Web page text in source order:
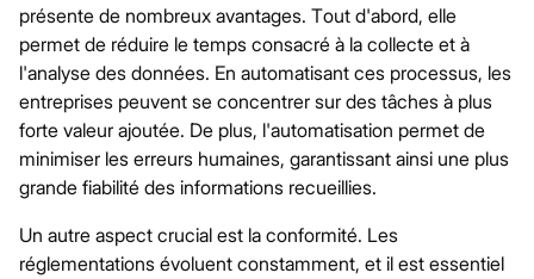
présente de nombreux avantages. Tout d'abord, elle
permet de réduire le temps consacré à la collecte et à
l'analyse des données. En automatisant ces processus, les
entreprises peuvent se concentrer sur des tâches à plus
forte valeur ajoutée. De plus, l'automatisation permet de
minimiser les erreurs humaines, garantissant ainsi une plus
grande fiabilité des informations recueillies.
Un autre aspect crucial est la conformité. Les
réglementations évoluent constamment, et il est essentiel